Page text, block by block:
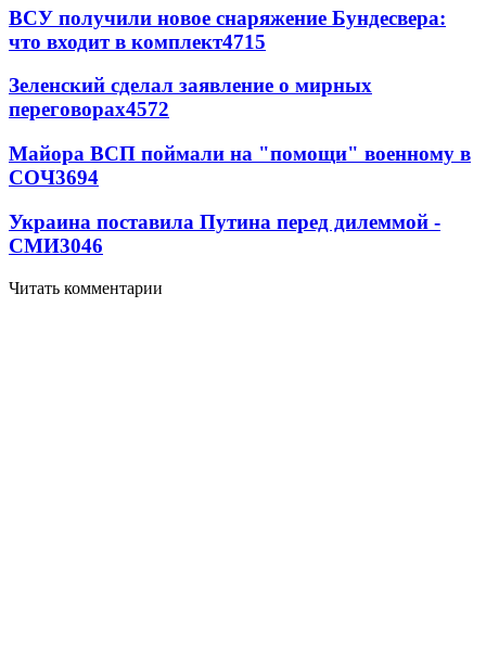
ВСУ получили новое снаряжение Бундесвера:
что входит в комплект4715
Зеленский сделал заявление о мирных
переговорах4572
Майора ВСП поймали на "помощи" военному в
СОЧ3694
Украина поставила Путина перед дилеммой -
СМИ3046
Читать комментарии